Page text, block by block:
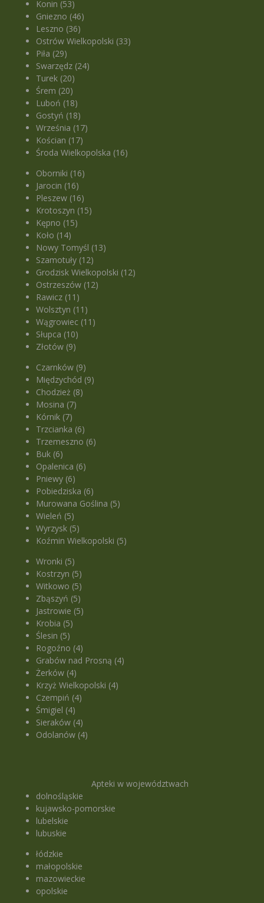
Konin (53)
Gniezno (46)
Leszno (36)
Ostrów Wielkopolski (33)
Piła (29)
Swarzędz (24)
Turek (20)
Śrem (20)
Luboń (18)
Gostyń (18)
Września (17)
Kościan (17)
Środa Wielkopolska (16)
Oborniki (16)
Jarocin (16)
Pleszew (16)
Krotoszyn (15)
Kępno (15)
Koło (14)
Nowy Tomyśl (13)
Szamotuły (12)
Grodzisk Wielkopolski (12)
Ostrzeszów (12)
Rawicz (11)
Wolsztyn (11)
Wągrowiec (11)
Słupca (10)
Złotów (9)
Czarnków (9)
Międzychód (9)
Chodzież (8)
Mosina (7)
Kórnik (7)
Trzcianka (6)
Trzemeszno (6)
Buk (6)
Opalenica (6)
Pniewy (6)
Pobiedziska (6)
Murowana Goślina (5)
Wieleń (5)
Wyrzysk (5)
Koźmin Wielkopolski (5)
Wronki (5)
Kostrzyn (5)
Witkowo (5)
Zbąszyń (5)
Jastrowie (5)
Krobia (5)
Ślesin (5)
Rogoźno (4)
Grabów nad Prosną (4)
Żerków (4)
Krzyż Wielkopolski (4)
Czempiń (4)
Śmigiel (4)
Sieraków (4)
Odolanów (4)
Apteki w województwach
dolnośląskie
kujawsko-pomorskie
lubelskie
lubuskie
łódzkie
małopolskie
mazowieckie
opolskie